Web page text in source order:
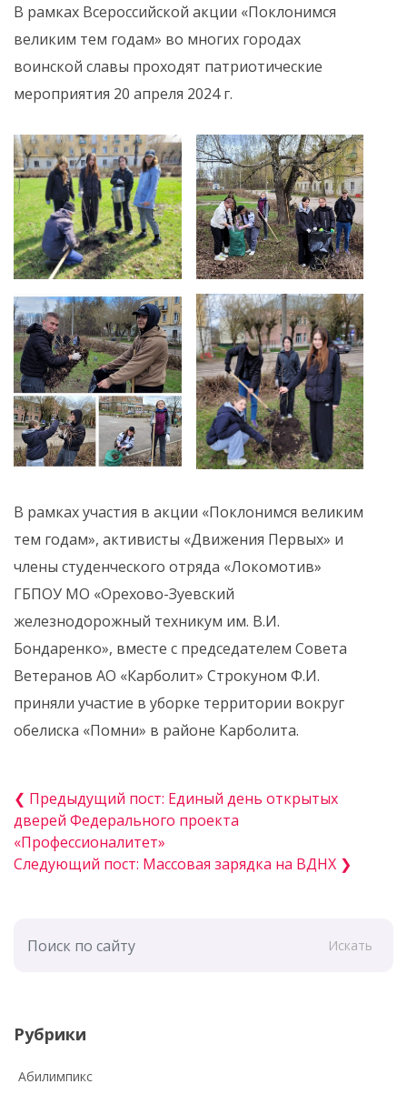
В рамках Всероссийской акции «Поклонимся
великим тем годам» во многих городах
воинской славы проходят патриотические
мероприятия 20 апреля 2024 г.
В рамках участия в акции «Поклонимся великим
тем годам», активисты «Движения Первых» и
члены студенческого отряда «Локомотив»
ГБПОУ МО «Орехово-Зуевский
железнодорожный техникум им. В.И.
Бондаренко», вместе с председателем Совета
Ветеранов АО «Карболит» Строкуном Ф.И.
приняли участие в уборке территории вокруг
обелиска «Помни» в районе Карболита.
❮ Предыдущий пост: Единый день открытых
дверей Федерального проекта
«Профессионалитет»
Следующий пост: Массовая зарядка на ВДНХ ❯
Искать
Рубрики
Абилимпикс